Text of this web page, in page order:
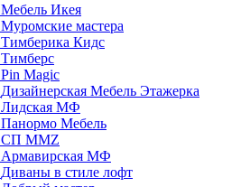
Мебель Икея
Муромские мастера
Тимберика Кидс
Тимберс
Pin Magic
Дизайнерская Мебель Этажерка
Лидская МФ
Панормо Мебель
СП ММZ
Армавирская МФ
Диваны в стиле лофт